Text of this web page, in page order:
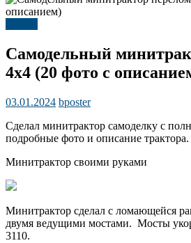
Самодельный
4х4 (20 фото с
03.01.2024 bposter
Сделал минитрактор самоделку с
подробные фото и описание трактора.
Минитрактор своими руками
Минитрактор сделал с ломающейся
двумя ведущими мостами. Мосты
3110.